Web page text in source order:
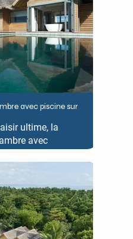
jardin arrière
avec piscine sur
ultime, la
avec
dessus de
d'une
privée offrant
l'océan et le
salon séparé
de détente.